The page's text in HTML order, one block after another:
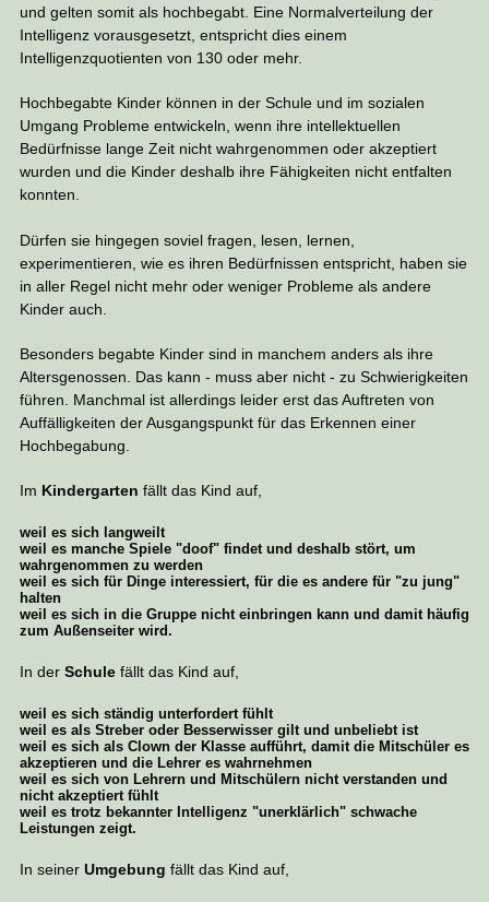
und gelten somit als hochbegabt. Eine Normalverteilung der
Intelligenz vorausgesetzt, entspricht dies einem
Intelligenzquotienten von 130 oder mehr.
Hochbegabte Kinder können in der Schule und im sozialen
Umgang Probleme entwickeln, wenn ihre intellektuellen
Bedürfnisse lange Zeit nicht wahrgenommen oder akzeptiert
wurden und die Kinder deshalb ihre Fähigkeiten nicht entfalten
konnten.
Dürfen sie hingegen soviel fragen, lesen, lernen,
experimentieren, wie es ihren Bedürfnissen entspricht, haben sie
in aller Regel nicht mehr oder weniger Probleme als andere
Kinder auch.
Besonders begabte Kinder sind in manchem anders als ihre
Altersgenossen. Das kann - muss aber nicht - zu Schwierigkeiten
führen. Manchmal ist allerdings leider erst das Auftreten von
Auffälligkeiten der Ausgangspunkt für das Erkennen einer
Hochbegabung.
Im Kindergarten fällt das Kind auf,
weil es sich langweilt
weil es manche Spiele "doof" findet und deshalb stört, um
wahrgenommen zu werden
weil es sich für Dinge interessiert, für die es andere für "zu jung"
halten
weil es sich in die Gruppe nicht einbringen kann und damit häufig
zum Außenseiter wird.
In der Schulefällt das Kind auf,
weil es sich ständig unterfordert fühlt
weil es als Streber oder Besserwisser gilt und unbeliebt ist
weil es sich als Clown der Klasse aufführt, damit die Mitschüler es
akzeptieren und die Lehrer es wahrnehmen
weil es sich von Lehrern und Mitschülern nicht verstanden und
nicht akzeptiert fühlt
weil es trotz bekannter Intelligenz "unerklärlich" schwache
Leistungen zeigt.
In seiner Umgebung fällt das Kind auf,